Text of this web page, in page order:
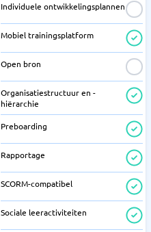
Individuele ontwikkelingsplannen
Mobiel trainingsplatform
Open bron
Organisatiestructuur en -
hiërarchie
Preboarding
Rapportage
SCORM-compatibel
Sociale leeractiviteiten